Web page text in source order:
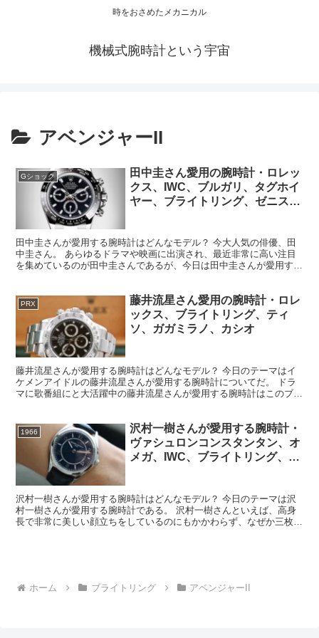
時をおさめたメカニカル
機械式腕時計という宇宙
アベンジャーII
Gショック
田中圭さん愛用の腕時計・ロレッ
クス、IWC、ブルガリ、タグホイ
ヤー、ブライトリング、ゼニス、
田中圭さんが愛用する腕時計はどんなモデル？ 今大人気の俳優、田
中圭さん。 あらゆるドラマや映画に出演され、最近非常に高い注目
を集めているのが田中圭さんであるが、今日は田中圭さんが愛用する
PRX
藤井流星さん愛用の腕時計・ロレ
ックス、ブライトリング、ティ
ソ、ガガミラノ、カシオ
藤井流星さんが愛用する腕時計はどんなモデル？ 今日のテーマはイ
ケメンアイドルの藤井流星さんが愛用する腕時計についてだ。 ドラ
マに歌番組にと大活躍中の藤井流星さんが愛用する腕時計はこのブロ
1966
沢村一樹さんが愛用する腕時計・
ヴァシュロンコンスタンタン、オ
メガ、IWC、ブライトリング、ゼ
沢村一樹さんが愛用する腕時計はどんなモデル？ 今日のテーマは沢
村一樹さんが愛用する腕時計である。 沢村一樹さんといえば、高身
長で非常に美しい顔立ちをしているのにもかかわらず、なぜか三枚目
ホーム ブライトリング アベンジャーII